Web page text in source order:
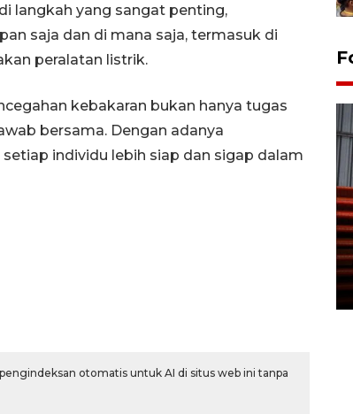
langkah yang sangat penting,
saja dan di mana saja, termasuk di
peralatan listrik.
kebakaran bukan hanya tugas
bersama. Dengan adanya
individu lebih siap dan sigap dalam
otomatis untuk AI di situs web ini tanpa